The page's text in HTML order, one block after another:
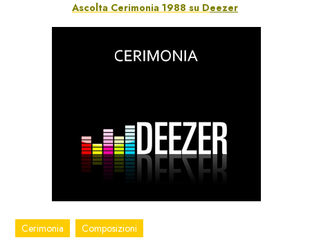
Ascolta Cerimonia 1988 su Deezer
Cerimonia Composizioni